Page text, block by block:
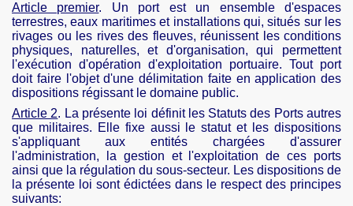
Article premier. Un port est un ensemble d'espaces
terrestres, eaux maritimes et installations qui, situés sur les
rivages ou les rives des fleuves, réunissent les conditions
physiques, naturelles, et d'organisation, qui permettent
l'exécution d'opération d'exploitation portuaire. Tout port
doit faire l'objet d'une délimitation faite en application des
dispositions régissant le domaine public.
Article 2. La présente loi définit les Statuts des Ports autres
que militaires. Elle fixe aussi le statut et les dispositions
s'appliquant aux entités chargées d'assurer
l'administration, la gestion et l'exploitation de ces ports
ainsi que la régulation du sous-secteur. Les dispositions de
la présente loi sont édictées dans le respect des principes
suivants: